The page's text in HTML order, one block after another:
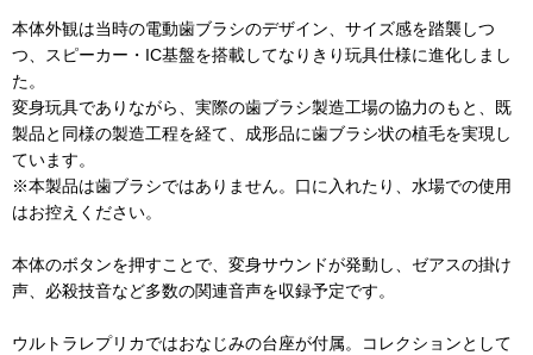
本体外観は当時の電動歯ブラシのデザイン、サイズ感を踏襲しつ
つ、スピーカー・IC基盤を搭載してなりきり玩具仕様に進化しまし
た。
変身玩具でありながら、実際の歯ブラシ製造工場の協力のもと、既
製品と同様の製造工程を経て、成形品に歯ブラシ状の植毛を実現し
ています。
※本製品は歯ブラシではありません。口に入れたり、水場での使用
はお控えください。
本体のボタンを押すことで、変身サウンドが発動し、ゼアスの掛け
声、必殺技音など多数の関連音声を収録予定です。
ウルトラレプリカではおなじみの台座が付属。コレクションとして